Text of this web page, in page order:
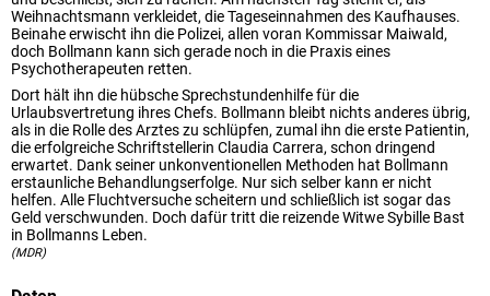
Weihnachtsmann verkleidet, die Tageseinnahmen des Kaufhauses.
Beinahe erwischt ihn die Polizei, allen voran Kommissar Maiwald,
doch Bollmann kann sich gerade noch in die Praxis eines
Psychotherapeuten retten.
Dort hält ihn die hübsche Sprechstundenhilfe für die
Urlaubsvertretung ihres Chefs. Bollmann bleibt nichts anderes übrig,
als in die Rolle des Arztes zu schlüpfen, zumal ihn die erste Patientin,
die erfolgreiche Schriftstellerin Claudia Carrera, schon dringend
erwartet. Dank seiner unkonventionellen Methoden hat Bollmann
erstaunliche Behandlungserfolge. Nur sich selber kann er nicht
helfen. Alle Fluchtversuche scheitern und schließlich ist sogar das
Geld verschwunden. Doch dafür tritt die reizende Witwe Sybille Bast
in Bollmanns Leben.
(MDR)